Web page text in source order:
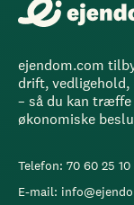
ejendom.com
drift, vedligehold,
– så du kan
økonomiske
Telefon: 70 60 25 10
E-mail: